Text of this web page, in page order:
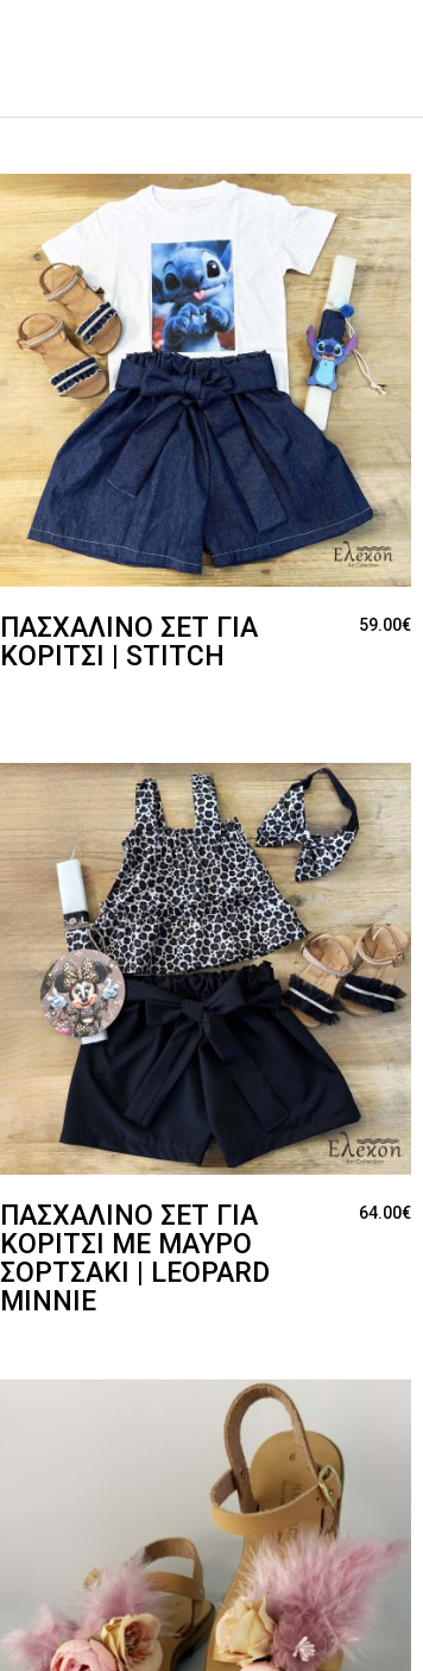
ΠΑΣΧΑΛΙΝΌ ΣΕΤ ΓΙΑ
ΚΟΡΊΤΣΙ | STITCH
59.00€
ΠΑΣΧΑΛΙΝΌ ΣΕΤ ΓΙΑ
ΚΟΡΊΤΣΙ ΜΕ ΜΑΎΡΟ
ΣΟΡΤΣΆΚΙ | LEOPARD
MINNIE
64.00€